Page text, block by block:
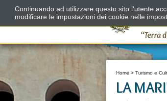
Home > Turismo e
LA
Continuando ad utilizzare questo sito l'utente
modificare le impostazioni dei cookie nelle